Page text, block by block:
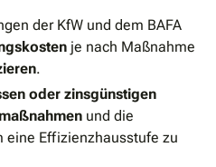
der KfW und dem BAFA
je nach Maßnahme
.
oder zinsgünstigen
und die
eine Effizienzhausstufe zu